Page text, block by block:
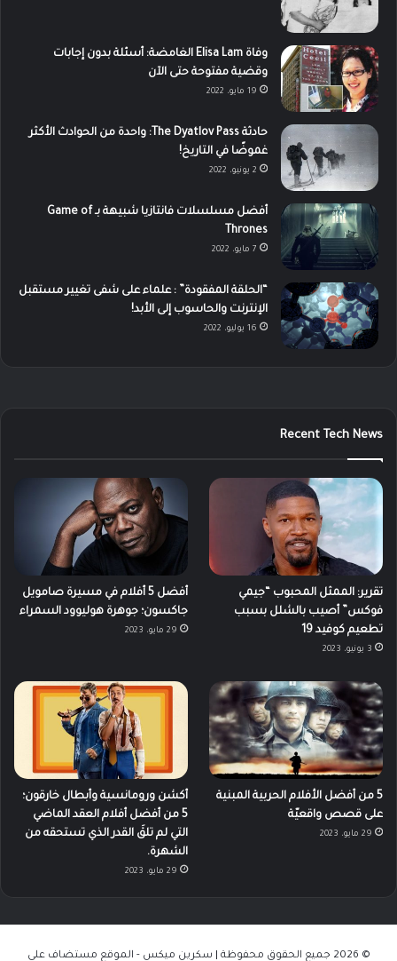
وفاة Elisa Lam الغامضة: أسئلة بدون إجابات
وقضية مفتوحة حتى الآن
19 مايو، 2022
حادثة The Dyatlov Pass: واحدة من الحوادث الأكثر
غموضًا في التاريخ!
2 يونيو، 2022
أفضل مسلسلات فانتازيا شبيهة بـ Game of
Thrones
7 مايو، 2022
“الحلقة المفقودة” : علماء على شفى تغيير مستقبل
الإنترنت والحاسوب إلى الأبد!
16 يوليو، 2022
Recent Tech News
تقرير: الممثل المحبوب “جيمي
فوكس” أصيب بالشلل بسبب
تطعيم كوفيد 19
3 يونيو، 2023
أفضل 5 أفلام في مسيرة صامويل
جاكسون؛ جوهرة هوليوود السمراء
29 مايو، 2023
5 من أفضل الأفلام الحربية المبنية
على قصص واقعيّة
29 مايو، 2023
أكشن ورومانسية وأبطال خارقون؛
5 من أفضل أفلام العقد الماضي
التي لم تلقَ القدر الذي تستحقه من
الشهرة.
29 مايو، 2023
© 2026 جميع الحقوق محفوظة | سكرين ميكس - الموقع مستضاف على